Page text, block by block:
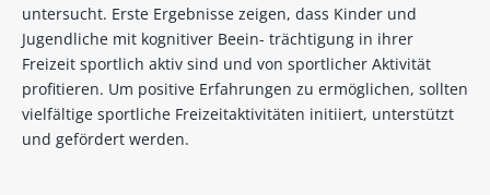
untersucht. Erste Ergebnisse zeigen, dass Kinder und
Jugendliche mit kognitiver Beein- trächtigung in ihrer
Freizeit sportlich aktiv sind und von sportlicher Aktivität
profitieren. Um positive Erfahrungen zu ermöglichen, sollten
vielfältige sportliche Freizeitaktivitäten initiiert, unterstützt
und gefördert werden.